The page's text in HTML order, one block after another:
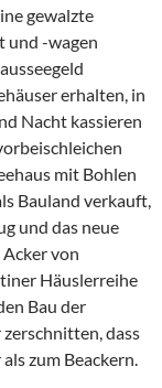
gewalzte
und -wagen
erhalten, in
Nacht kassieren
mit Bohlen
Bauland verkauft,
und das neue
von
Häuslerreihe
Bau der
dass
zum Beackern.